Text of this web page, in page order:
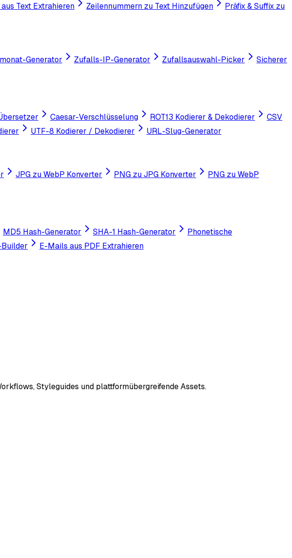
Text Extrahieren Zeilennummern zu Text Hinzufügen
Präfix & Suffix zu
Generator Zufalls-IP-Generator Zufallsauswahl-Picker
Sicherer
Caesar-Verschlüsselung ROT13 Kodierer & Dekodierer
CSV
UTF-8 Kodierer / Dekodierer URL-Slug-Generator
JPG zu WebP Konverter PNG zu JPG Konverter
PNG zu WebP
MD5 Hash-Generator SHA-1 Hash-Generator
Phonetische
E-Mails aus PDF Extrahieren
Styleguides und plattformübergreifende Assets.